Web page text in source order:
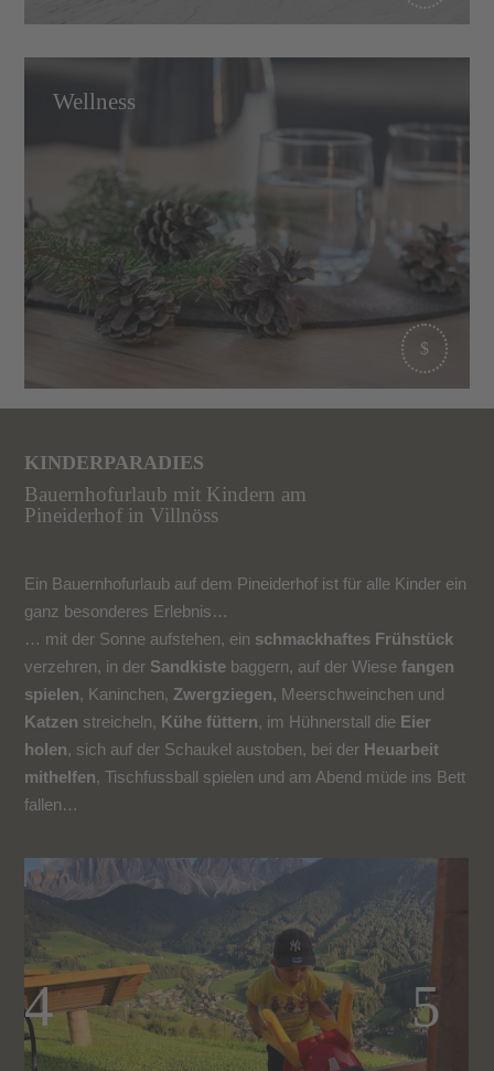
Wellness
KINDERPARADIES
Bauernhofurlaub mit Kindern am
Pineiderhof in Villnöss
Ein Bauernhofurlaub auf dem Pineiderhof ist für alle Kinder ein
ganz besonderes Erlebnis…
… mit der Sonne aufstehen, ein schmackhaftes Frühstück
verzehren, in der Sandkiste baggern, auf der Wiesefangen
spielen, Kaninchen, Zwergziegen, Meerschweinchen und
Katzen streicheln, Kühe füttern, im Hühnerstall die Eier
holen, sich auf der Schaukel austoben, bei der Heuarbeit
mithelfen, Tischfussball spielen und am Abend müde ins Bett
fallen…